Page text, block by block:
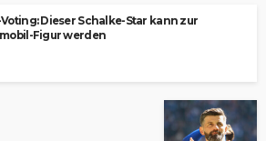
Voting: Dieser Schalke-Star kann zur
Figur werden